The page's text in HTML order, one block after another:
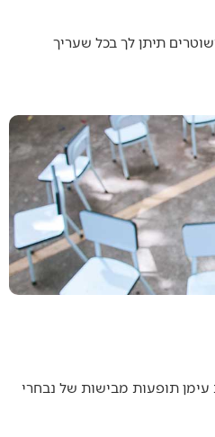
תיתן לך בכל שעריך
תופעות מבישות של נבחרי